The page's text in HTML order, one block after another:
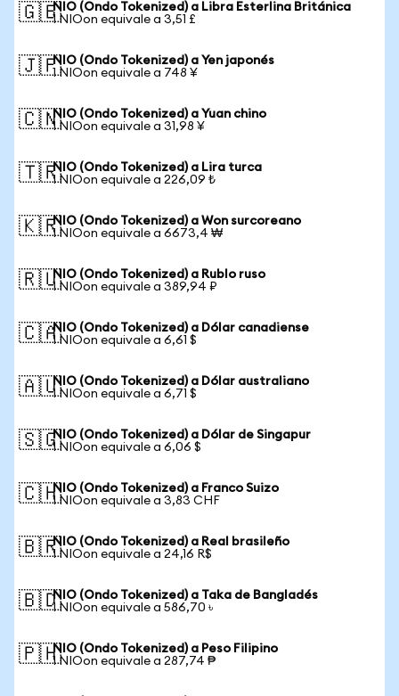
🇬🇧NIO (Ondo Tokenized) a Libra Esterlina Británica
1 NIOon equivale a 3,51 £
🇯🇵NIO (Ondo Tokenized) a Yen japonés
1 NIOon equivale a 748 ¥
🇨🇳NIO (Ondo Tokenized) a Yuan chino
1 NIOon equivale a 31,98 ¥
🇹🇷NIO (Ondo Tokenized) a Lira turca
1 NIOon equivale a 226,09 ₺
🇰🇷NIO (Ondo Tokenized) a Won surcoreano
1 NIOon equivale a 6673,4 ₩
🇷🇺NIO (Ondo Tokenized) a Rublo ruso
1 NIOon equivale a 389,94 ₽
🇨🇦NIO (Ondo Tokenized) a Dólar canadiense
1 NIOon equivale a 6,61 $
🇦🇺NIO (Ondo Tokenized) a Dólar australiano
1 NIOon equivale a 6,71 $
🇸🇬NIO (Ondo Tokenized) a Dólar de Singapur
1 NIOon equivale a 6,06 $
🇨🇭NIO (Ondo Tokenized) a Franco Suizo
1 NIOon equivale a 3,83 CHF
🇧🇷NIO (Ondo Tokenized) a Real brasileño
1 NIOon equivale a 24,16 R$
🇧🇩NIO (Ondo Tokenized) a Taka de Bangladés
1 NIOon equivale a 586,70 ৳
🇵🇭NIO (Ondo Tokenized) a Peso Filipino
1 NIOon equivale a 287,74 ₱